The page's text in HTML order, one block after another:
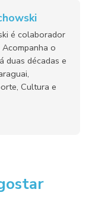
é colaborador
o
duas décadas e
Cultura e